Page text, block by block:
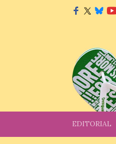
EDITORIAL